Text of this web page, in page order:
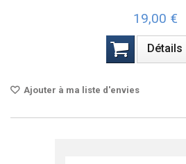
19,00 €
Détails
Ajouter à ma liste d'envies